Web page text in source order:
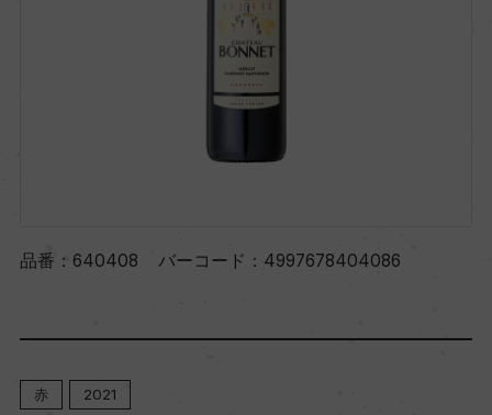
品番： 640408 バーコード： 4997678404086
赤 2021